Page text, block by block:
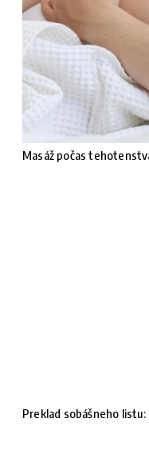
Masáž počas
Preklad sobášneho